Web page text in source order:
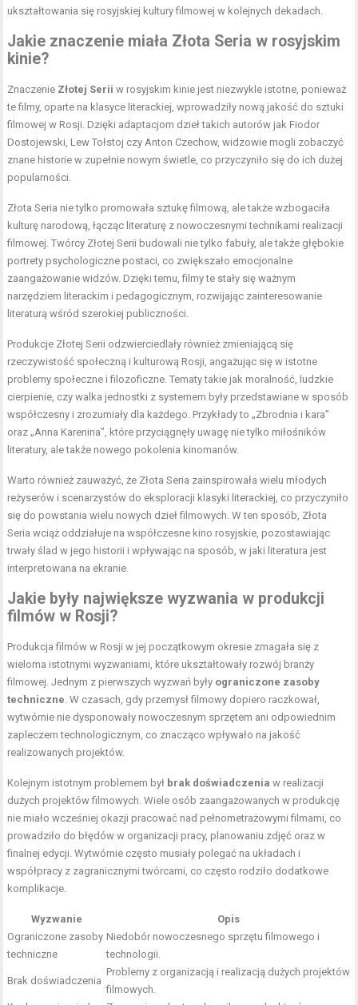
ukształtowania się rosyjskiej kultury filmowej w kolejnych dekadach.
Jakie znaczenie miała Złota Seria w rosyjskim
kinie?
Znaczenie Złotej Serii w rosyjskim kinie jest niezwykle istotne, ponieważ
te filmy, oparte na klasyce literackiej, wprowadziły nową jakość do sztuki
filmowej w Rosji. Dzięki adaptacjom dzieł takich autorów jak Fiodor
Dostojewski, Lew Tołstoj czy Anton Czechow, widzowie mogli zobaczyć
znane historie w zupełnie nowym świetle, co przyczyniło się do ich dużej
popularności.
Złota Seria nie tylko promowała sztukę filmową, ale także wzbogaciła
kulturę narodową, łącząc literaturę z nowoczesnymi technikami realizacji
filmowej. Twórcy Złotej Serii budowali nie tylko fabuły, ale także głębokie
portrety psychologiczne postaci, co zwiększało emocjonalne
zaangażowanie widzów. Dzięki temu, filmy te stały się ważnym
narzędziem literackim i pedagogicznym, rozwijając zainteresowanie
literaturą wśród szerokiej publiczności.
Produkcje Złotej Serii odzwierciedlały również zmieniającą się
rzeczywistość społeczną i kulturową Rosji, angażując się w istotne
problemy społeczne i filozoficzne. Tematy takie jak moralność, ludzkie
cierpienie, czy walka jednostki z systemem były przedstawiane w sposób
współczesny i zrozumiały dla każdego. Przykłady to „Zbrodnia i kara”
oraz „Anna Karenina”, które przyciągnęły uwagę nie tylko miłośników
literatury, ale także nowego pokolenia kinomanów.
Warto również zauważyć, że Złota Seria zainspirowała wielu młodych
reżyserów i scenarzystów do eksploracji klasyki literackiej, co przyczyniło
się do powstania wielu nowych dzieł filmowych. W ten sposób, Złota
Seria wciąż oddziałuje na współczesne kino rosyjskie, pozostawiając
trwały ślad w jego historii i wpływając na sposób, w jaki literatura jest
interpretowana na ekranie.
Jakie były największe wyzwania w produkcji
filmów w Rosji?
Produkcja filmów w Rosji w jej początkowym okresie zmagała się z
wieloma istotnymi wyzwaniami, które ukształtowały rozwój branży
filmowej. Jednym z pierwszych wyzwań były ograniczone zasoby
techniczne . W czasach, gdy przemysł filmowy dopiero raczkował,
wytwórnie nie dysponowały nowoczesnym sprzętem ani odpowiednim
zapleczem technologicznym, co znacząco wpływało na jakość
realizowanych projektów.
Kolejnym istotnym problemem był brak doświadczenia w realizacji
dużych projektów filmowych. Wiele osób zaangażowanych w produkcję
nie miało wcześniej okazji pracować nad pełnometrażowymi filmami, co
prowadziło do błędów w organizacji pracy, planowaniu zdjęć oraz w
finalnej edycji. Wytwórnie często musiały polegać na układach i
współpracy z zagranicznymi twórcami, co często rodziło dodatkowe
komplikacje.
Wyzwanie
Opis
Ograniczone zasoby
techniczne
Niedobór nowoczesnego sprzętu filmowego i
technologii.
Brak doświadczenia
Problemy z organizacją i realizacją dużych projektów
filmowych.